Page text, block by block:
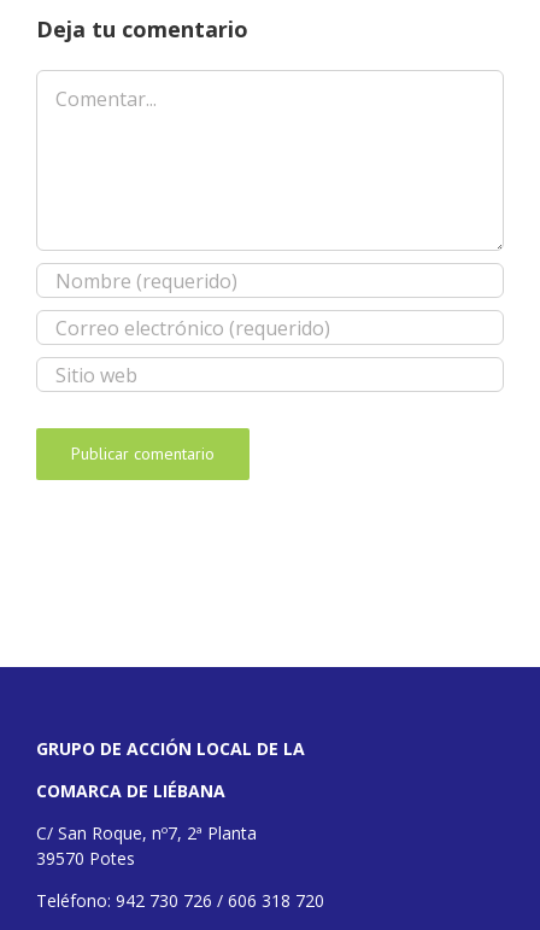
Deja tu comentario
Comentar
GRUPO DE ACCIÓN LOCAL DE LA
COMARCA DE LIÉBANA
C/ San Roque, nº7, 2ª Planta
39570 Potes
Teléfono: 942 730 726 / 606 318 720